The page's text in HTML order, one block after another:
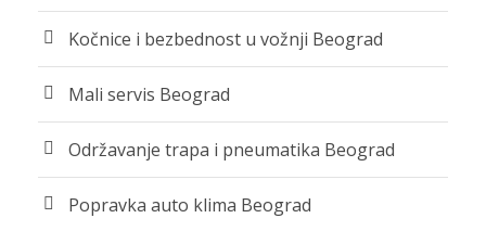
Kočnice i bezbednost u vožnji Beograd
Mali servis Beograd
Održavanje trapa i pneumatika Beograd
Popravka auto klima Beograd